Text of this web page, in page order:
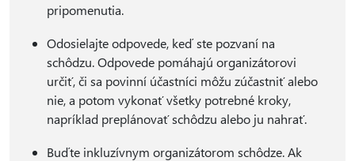
pripomenutia.
Odosielajte odpovede, keď ste pozvaní na
schôdzu. Odpovede pomáhajú organizátorovi
určiť, či sa povinní účastníci môžu zúčastniť alebo
nie, a potom vykonať všetky potrebné kroky,
napríklad preplánovať schôdzu alebo ju nahrať.
Buďte inkluzívnym organizátorom schôdze. Ak